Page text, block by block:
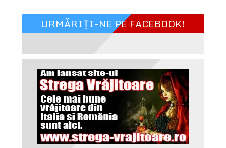
URMĂRIȚI-NE PE FACEBOOK!